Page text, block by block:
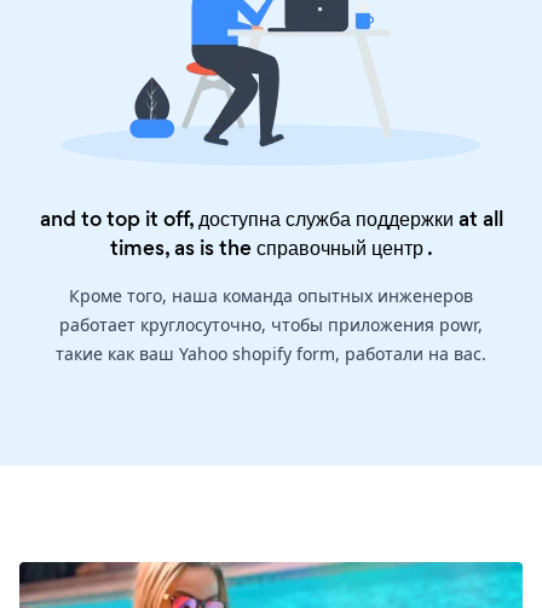
and to top it off, доступна служба поддержки at all
times, as is theсправочный центр.
Кроме того, наша команда опытных инженеров
работает круглосуточно, чтобы приложения powr,
такие как ваш Yahoo shopify form, работали на вас.